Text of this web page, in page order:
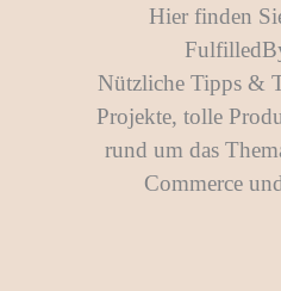
Hier finden
Nützliche Tipps &
Projekte, tolle
rund um das
Commerce